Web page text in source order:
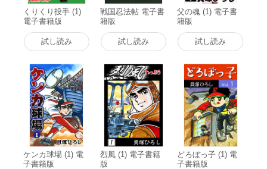
くりくり投手 (1)
電子書籍版
試し読み
戦国忍法帖 電子書
籍版
試し読み
父の魂 (1) 電子書
籍版
試し読み
ケンカ球場 (1) 電
子書籍版
烈風 (1) 電子書籍
版
どろぼっ子 (1) 電
子書籍版